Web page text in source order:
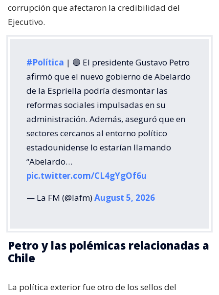
corrupción que afectaron la credibilidad del
Ejecutivo.
#Política | 🔵 El presidente Gustavo Petro
afirmó que el nuevo gobierno de Abelardo
de la Espriella podría desmontar las
reformas sociales impulsadas en su
administración. Además, aseguró que en
sectores cercanos al entorno político
estadounidense lo estarían llamando
“Abelardo…
pic.twitter.com/CL4gYgOf6u
— La FM (@lafm)August 5, 2026
Petro y las polémicas relacionadas a
Chile
La política exterior fue otro de los sellos del